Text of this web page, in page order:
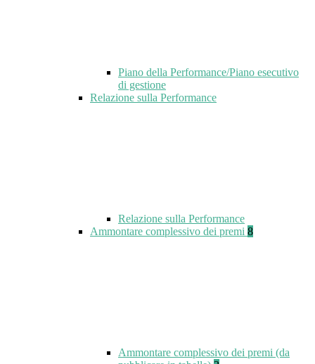
Piano della Performance/Piano esecutivo
di gestione
Relazione sulla Performance
Relazione sulla Performance
Ammontare complessivo dei premi 8
Ammontare complessivo dei premi (da